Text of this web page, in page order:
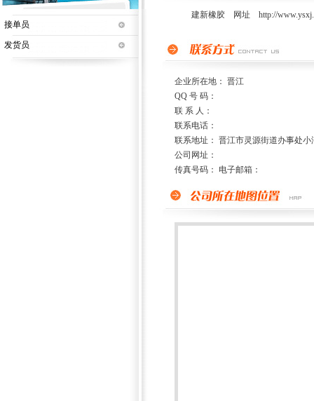
接单员
发货员
建新橡胶 网址 http://
企业所在地： 晋江
QQ 号 码：
联 系 人：
联系电话：
联系地址： 晋江市灵源街道办事处小
公司网址：
传真号码： 电子邮箱：